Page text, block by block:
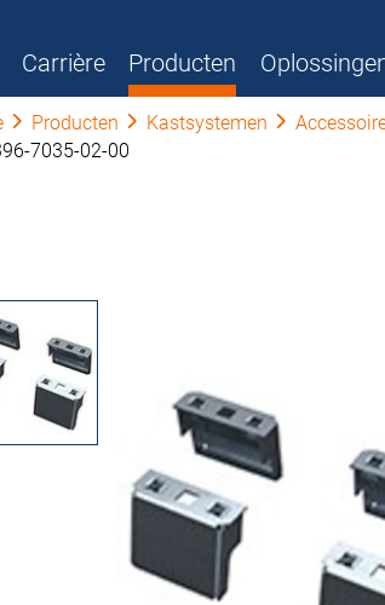
Carrière Producten
Producten Kastsystemen
7035-02-00